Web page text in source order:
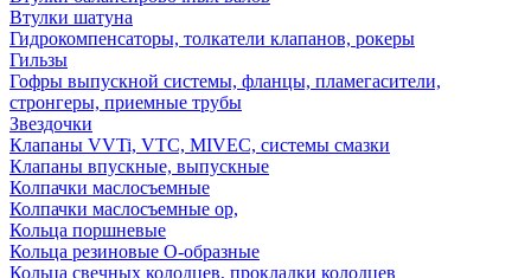
Втулки шатуна
Гидрокомпенсаторы, толкатели клапанов, рокеры
Гильзы
Гофры выпускной системы, фланцы, пламегасители,
стронгеры, приемные трубы
Звездочки
Клапаны VVTi, VTC, MIVEC, системы смазки
Клапаны впускные, выпускные
Колпачки маслосъемные
Колпачки маслосъемные ор,
Кольца поршневые
Кольца резиновые О-образные
Кольца свечных колодцев, прокладки колодцев